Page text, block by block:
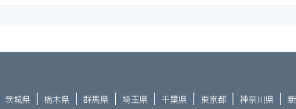
茨城県 栃木県 群馬県 埼玉県 千葉県 東京都 神奈川県